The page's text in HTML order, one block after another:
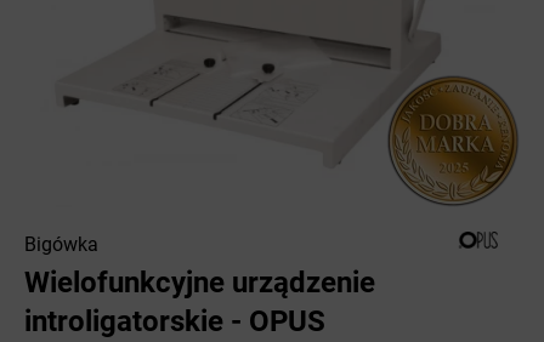
Bigówka
Wielofunkcyjne urządzenie
introligatorskie - OPUS